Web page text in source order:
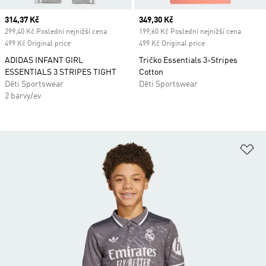
Current price
314,37 Kč
299,40 Kč Poslední nejnižší cena
499 Kč Original price
ADIDAS INFANT GIRL
ESSENTIALS 3 STRIPES TIGHT
Děti Sportswear
2 barvy/ev
Current price
349,30 Kč
199,60 Kč Poslední nejnižší cena
499 Kč Original price
Tričko Essentials 3-Stripes
Cotton
Děti Sportswear